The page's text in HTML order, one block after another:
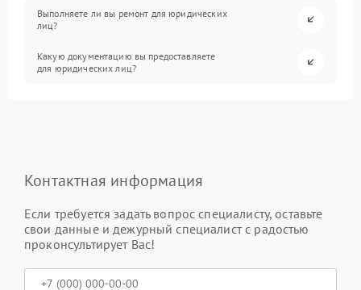
Выполняете ли вы ремонт для юридических
лиц?
Какую документацию вы предоставляете
для юридических лиц?
Контактная информация
Если требуется задать вопрос специалисту, оставьте
свои данные и дежурный специалист с радостью
проконсультирует Вас!